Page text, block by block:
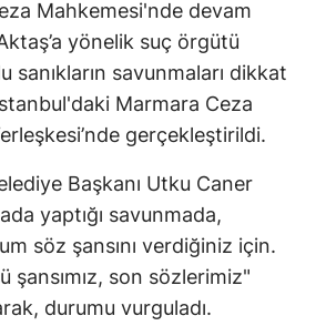
Mahkemesi'nde devam
yönelik suç örgütü
sanıkların savunmaları dikkat
Marmara Ceza
gerçekleştirildi.
Başkanı Utku Caner
yaptığı savunmada,
söz şansını verdiğiniz için.
şansımız, son sözlerimiz"
durumu vurguladı.